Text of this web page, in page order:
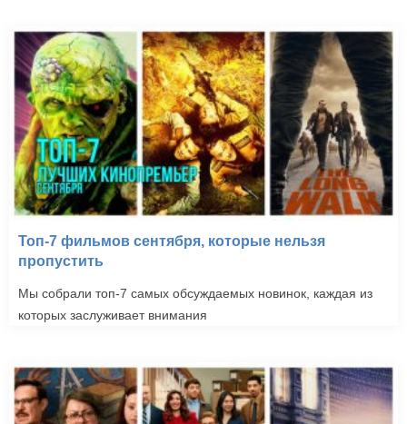
Топ-7 фильмов сентября, которые нельзя
пропустить
Мы собрали топ-7 самых обсуждаемых новинок, каждая из
которых заслуживает внимания